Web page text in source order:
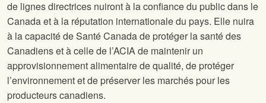
de lignes directrices nuiront à la confiance du public dans le
Canada et à la réputation internationale du pays. Elle nuira
à la capacité de Santé Canada de protéger la santé des
Canadiens et à celle de l’ACIA de maintenir un
approvisionnement alimentaire de qualité, de protéger
l’environnement et de préserver les marchés pour les
producteurs canadiens.